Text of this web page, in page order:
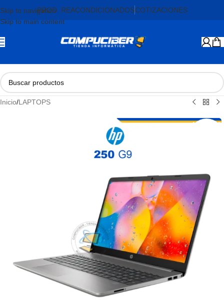
Skip to navigation
Skip to main content
PROD. REACONDICIONADOSCOTIZACIONES
Inicio/LAPTOPS
AGOTADO